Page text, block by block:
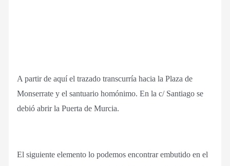
A partir de aquí el trazado transcurría hacia la Plaza de
Monserrate y el santuario homónimo. En la c/ Santiago se
debió abrir la Puerta de Murcia.
El siguiente elemento lo podemos encontrar embutido en el